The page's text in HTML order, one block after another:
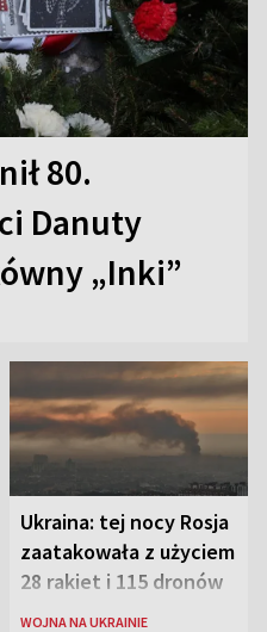
80.
Danuty
„Inki”
Ukraina: tej nocy Rosja
zaatakowała z użyciem
28 rakiet i 115 dronów
WOJNA NA UKRAINIE